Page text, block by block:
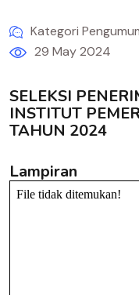
Kategori
29 May 2024
SELEKSI
INSTITUT
TAHUN 2024
Lampiran